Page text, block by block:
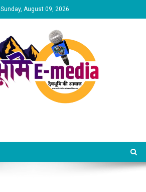
Sunday, August 09, 2026